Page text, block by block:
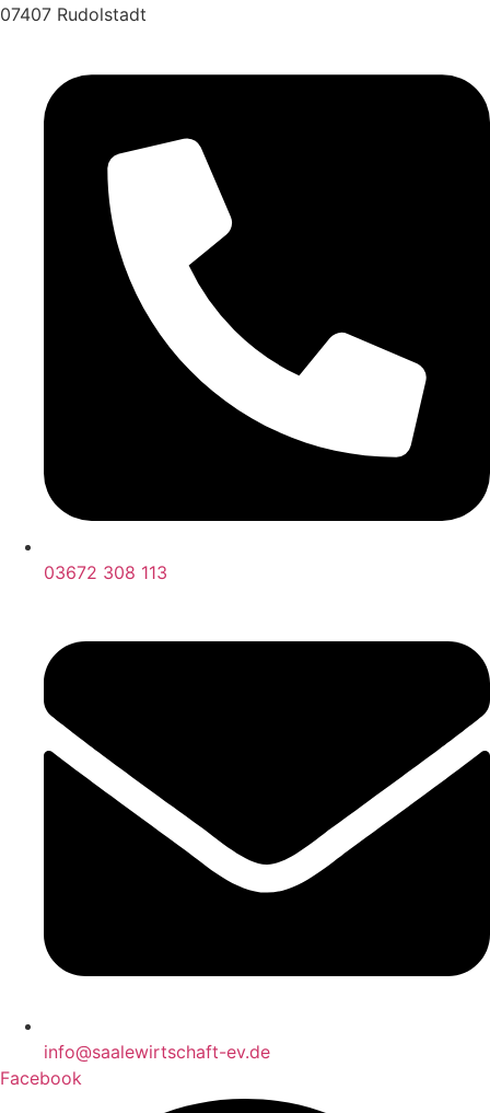
07407 Rudolstadt
03672 308 113
info@saalewirtschaft-ev.de
Facebook